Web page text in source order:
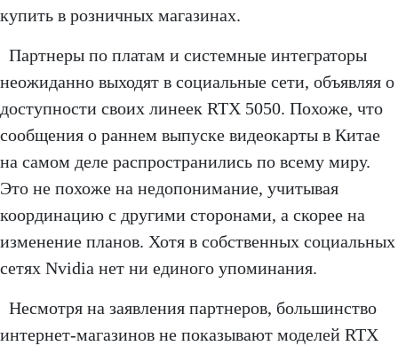
купить в розничных магазинах.
Партнеры по платам и системные интеграторы
неожиданно выходят в социальные сети, объявляя о
доступности своих линеек RTX 5050. Похоже, что
сообщения о раннем выпуске видеокарты в Китае
на самом деле распространились по всему миру.
Это не похоже на недопонимание, учитывая
координацию с другими сторонами, а скорее на
изменение планов. Хотя в собственных социальных
сетях Nvidia нет ни единого упоминания.
Несмотря на заявления партнеров, большинство
интернет-магазинов не показывают моделей RTX